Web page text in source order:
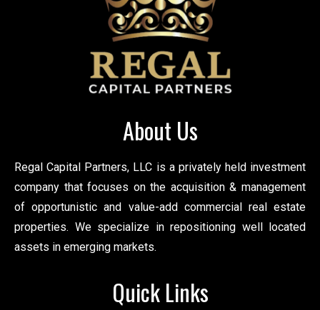
About Us
Regal Capital Partners, LLC is a privately held investment
company that focuses on the acquisition & management
of opportunistic and value-add commercial real estate
properties. We specialize in repositioning well located
assets in emerging markets.
Quick Links